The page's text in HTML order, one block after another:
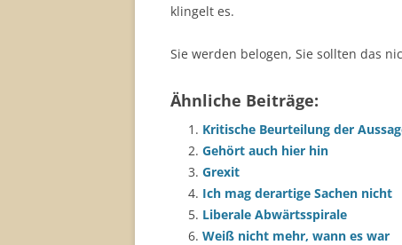
klingelt es.
Sie werden belogen, Sie sollten das
Ähnliche Beiträge:
Kritische Beurteilung der
Gehört auch hier hin
Grexit
Ich mag derartige Sachen nicht
Liberale Abwärtsspirale
Weiß nicht mehr, wann es war